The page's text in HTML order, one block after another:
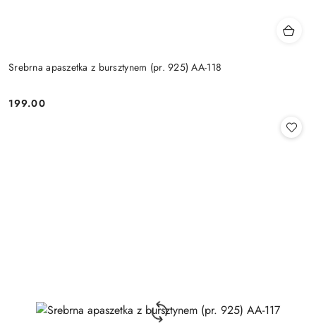
Srebrna apaszetka z bursztynem (pr. 925) AA-118
Cena:
199.00